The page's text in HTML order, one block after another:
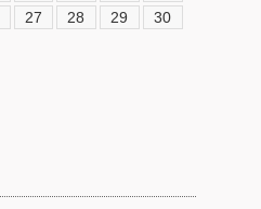
27 28 29
30